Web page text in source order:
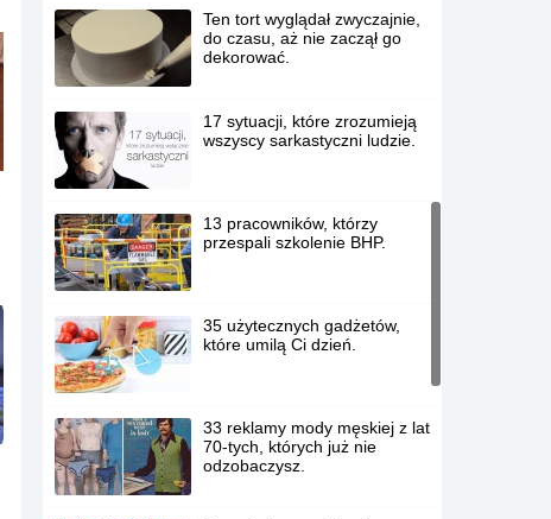
Ten tort wyglądał zwyczajnie,
do czasu, aż nie zaczął go
dekorować.
17 sytuacji, które zrozumieją
wszyscy sarkastyczni ludzie.
13 pracowników, którzy
przespali szkolenie BHP.
35 użytecznych gadżetów,
które umilą Ci dzień.
33 reklamy mody męskiej z lat
70-tych, których już nie
odzobaczysz.